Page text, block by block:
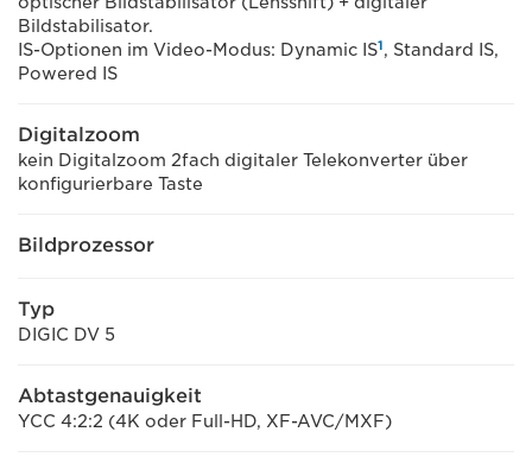
Bildstabilisator.
IS-Optionen im Video-Modus: Dynamic IS1, Standard IS,
Powered IS
Digitalzoom
kein Digitalzoom 2fach digitaler Telekonverter über
konfigurierbare Taste
Bildprozessor
Typ
DIGIC DV 5
Abtastgenauigkeit
YCC 4:2:2 (4K oder Full-HD, XF-AVC/MXF)